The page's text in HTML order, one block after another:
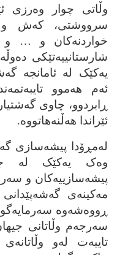
وڵاتی چوار وه‌رزی
سرووشتی، که‌ش و
خواردنه‌کان و … و
شارستانییه‌تێکی
یه‌کێک له‌ ئامانجه‌
ئه‌م هه‌موو
ڕابردوو، چاوی
ئێراندا هه‌ڵنه‌هاتووه‌.
له‌مڕۆدا پیشه‌سازی
وه‌ک یه‌کێک له‌
پیشه‌سازییه‌کان و
مه‌کینه‌ی
ڕووه‌شه‌وه‌
سه‌رجه‌م وڵاتانی
تایبه‌ت له‌و